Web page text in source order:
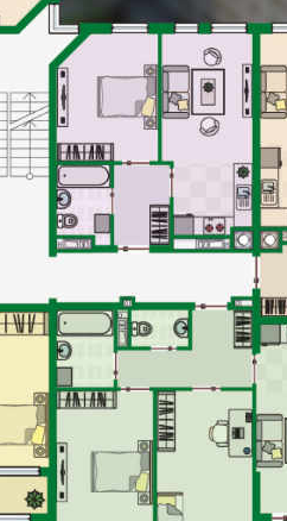
Квартира
№1 кімнат: 1
ЗАГАЛЬНА ПЛОЩА - 39.73 М2
ЖИТЛОВА ПЛОЩА -12.90 М2
Квартира
№3 кімнат: 2
ЗАГАЛЬНА ПЛОЩА -